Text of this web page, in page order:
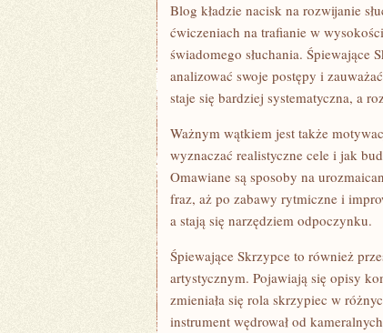
Blog kładzie nacisk na rozwijanie
ćwiczeniach na trafianie w
świadomego słuchania. Śpiewające
analizować swoje postępy i
staje się bardziej systematyczna, a
Ważnym wątkiem jest także
wyznaczać realistyczne cele i jak
Omawiane są sposoby na
fraz, aż po zabawy rytmiczne i
a stają się narzędziem odpoczynku.
Śpiewające Skrzypce to również
artystycznym. Pojawiają się opisy
zmieniała się rola skrzypiec w
instrument wędrował od